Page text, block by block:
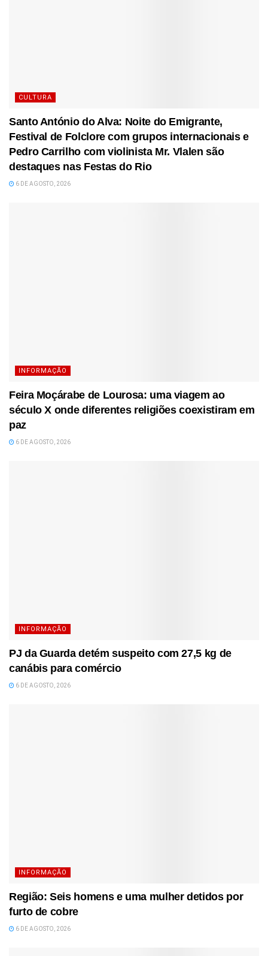
CULTURA
Santo António do Alva: Noite do Emigrante,
Festival de Folclore com grupos internacionais e
Pedro Carrilho com violinista Mr. Vlalen são
destaques nas Festas do Rio
6 DE AGOSTO, 2026
INFORMAÇÃO
Feira Moçárabe de Lourosa: uma viagem ao
século X onde diferentes religiões coexistiram em
paz
6 DE AGOSTO, 2026
INFORMAÇÃO
PJ da Guarda detém suspeito com 27,5 kg de
canábis para comércio
6 DE AGOSTO, 2026
INFORMAÇÃO
Região: Seis homens e uma mulher detidos por
furto de cobre
6 DE AGOSTO, 2026